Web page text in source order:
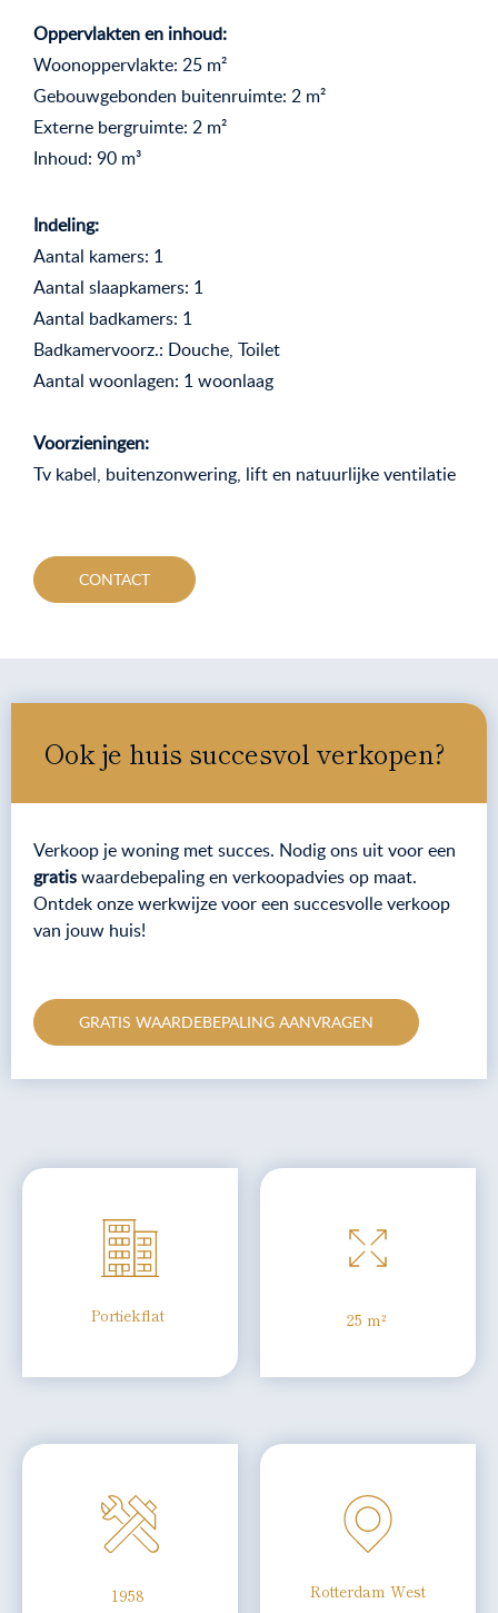
Oppervlakten en inhoud:
Woonoppervlakte: 25 m²
Gebouwgebonden buitenruimte: 2 m²
Externe bergruimte: 2 m²
Inhoud: 90 m³
Indeling:
Aantal kamers: 1
Aantal slaapkamers: 1
Aantal badkamers: 1
Badkamervoorz.: Douche, Toilet
Aantal woonlagen: 1 woonlaag
Voorzieningen:
Tv kabel, buitenzonwering, lift en natuurlijke ventilatie
CONTACT
Portiekflat 25 m²
1958 Rotterdam West
Ook je huis succesvol verkopen?
Verkoop je woning met succes. Nodig ons uit voor een
gratiswaardebepaling en verkoopadvies op maat.
Ontdek onze werkwijze voor een succesvolle verkoop
van jouw huis!
GRATIS WAARDEBEPALING AANVRAGEN